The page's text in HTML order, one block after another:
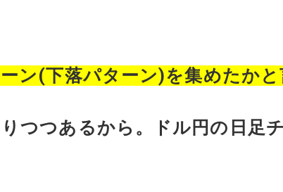
ン(下落パターン)を集めたか
つつあるから。ドル円の日足